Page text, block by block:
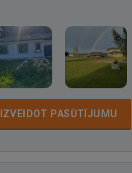
IZVEIDOT PASŪTĪJUMU